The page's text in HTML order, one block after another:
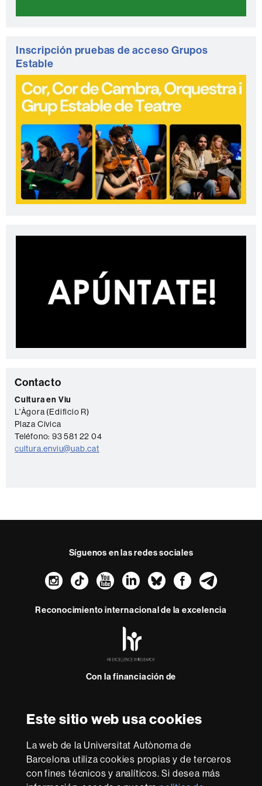
Este sitio web usa cookies
La web de la Universitat Autònoma de
Barcelona utiliza cookies propias y de terceros
con fines técnicos y analíticos. Si desea más
Inscripción pruebas de acceso Grupos
Estable
C
o
n
t
a
Contacto
Cultura en Viu
L'Àgora (Edificio R)
Plaza Cívica
Teléfono: 93 581 22 04
cultura.enviu@uab.cat
Síguenos en las redes sociales
Instagram
TikTokYouTube
LinkedIn
Bluesky
Reconocimiento internacional de la excelencia
-
Con la financiación de
Sobre
esta
web Aviso legal Protección de datos Sobre el
web Accesibilidad web Mapa del web UAB